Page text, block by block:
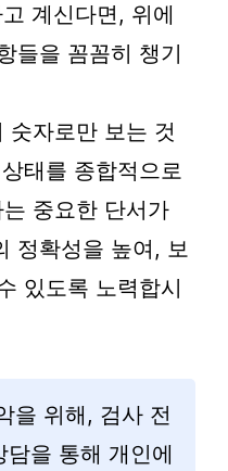
계신다면, 위에
들을 꼼꼼히 챙기
숫자로만 보는 것
태를 종합적으로
중요한 단서가
정확성을 높여, 보
있도록 노력합시
을 위해, 검사 전
을 통해 개인에